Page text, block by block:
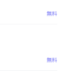
無料
無料